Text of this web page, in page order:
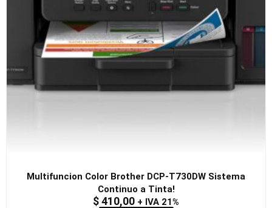
Multifuncion Color Brother DCP-T730DW Sistema
Continuo a Tinta!
$410,00 + IVA 21%